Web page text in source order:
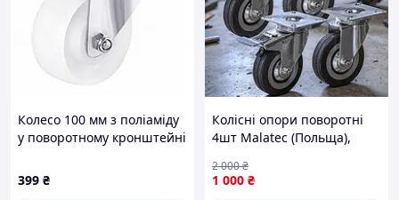
Колесо 100 мм з поліаміду
у поворотному кронштейні
кг)
399 ₴
Колісні опори поворотні
4шт Malatec (Польща),
гумоване поворотне з
гальмом, QLL
1 000 ₴
2 000₴